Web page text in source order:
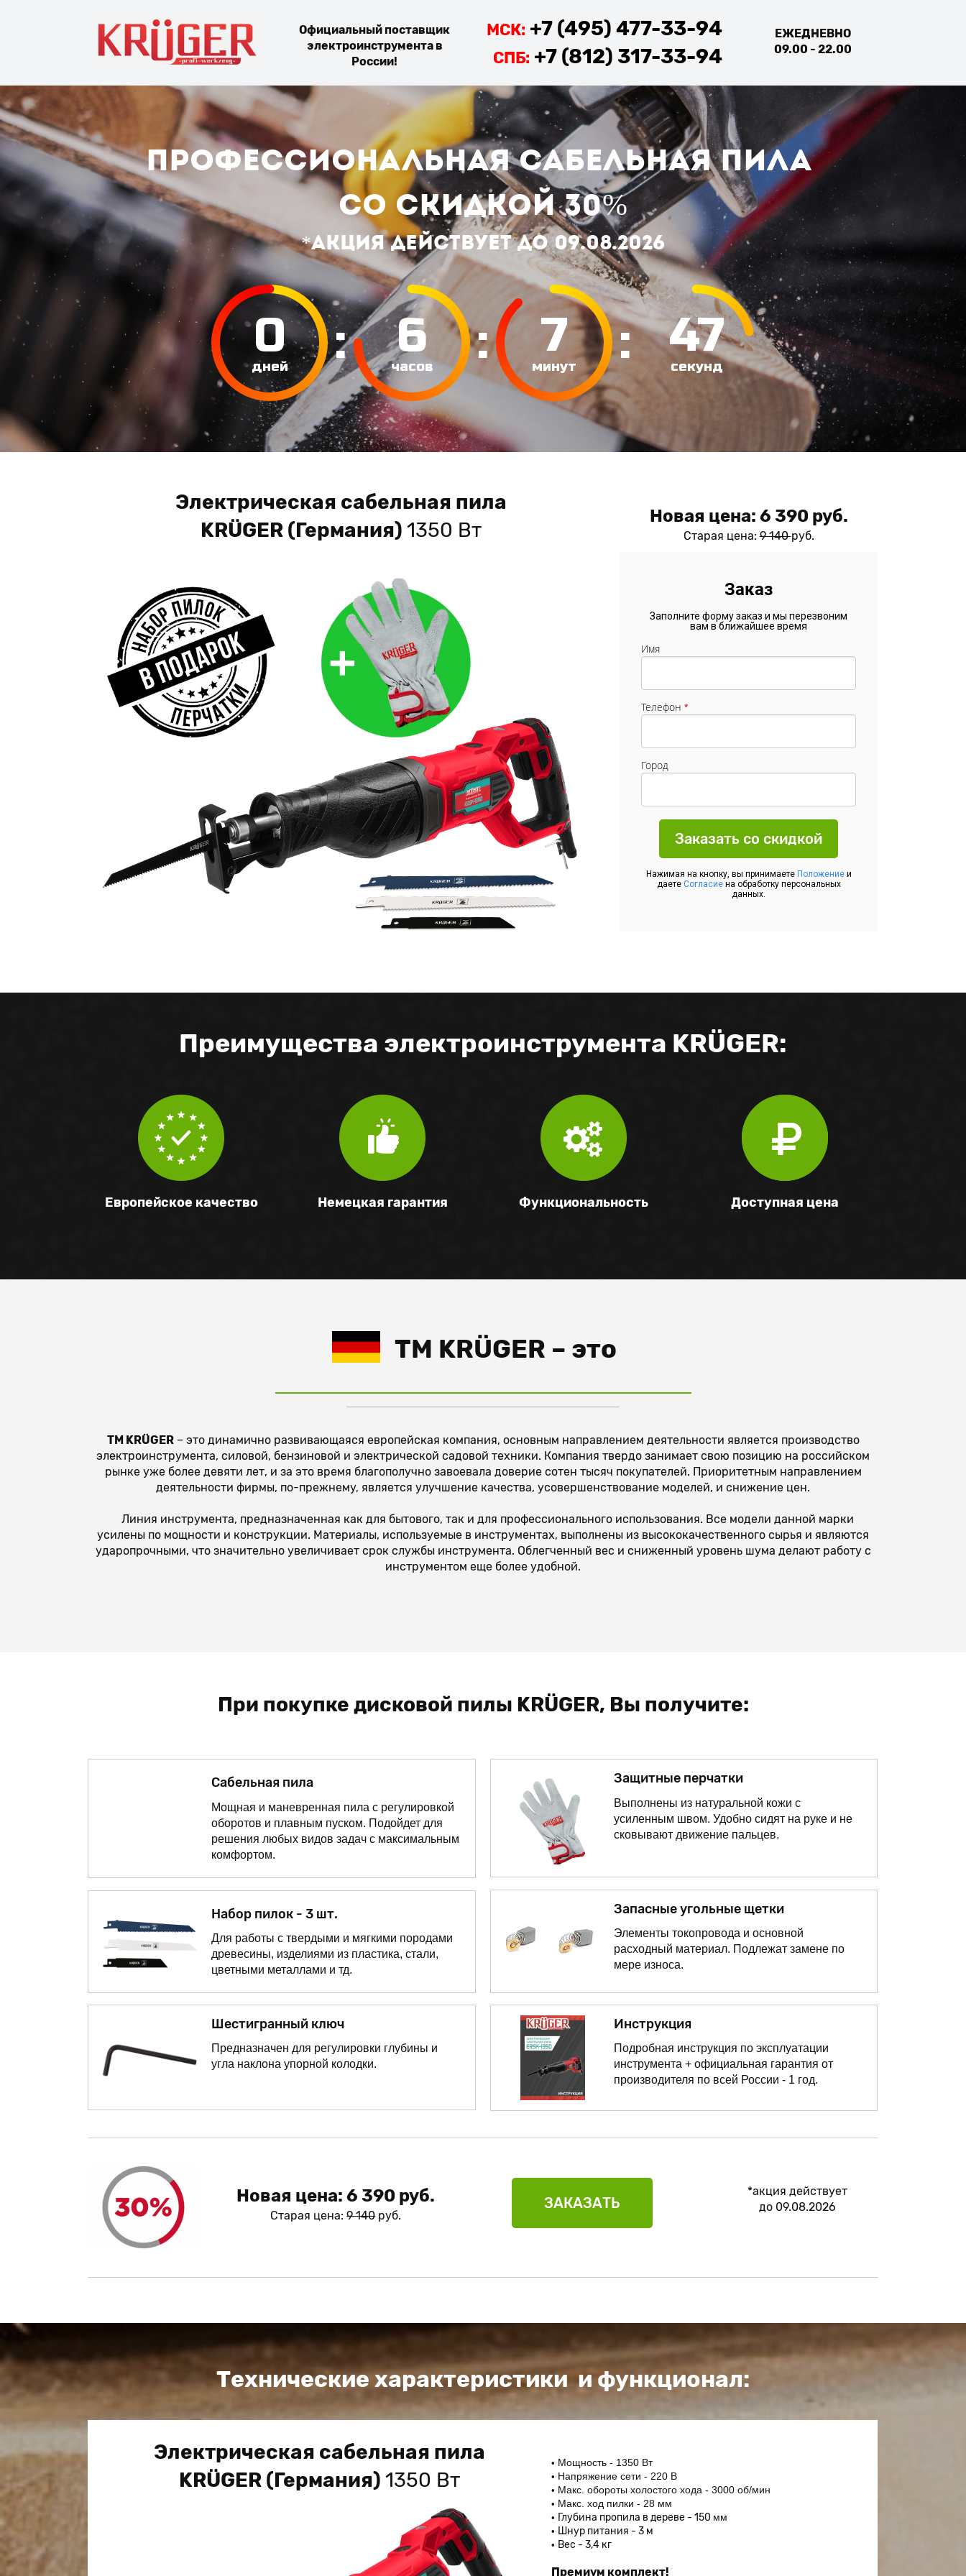
Официальный поставщик
электроинструмента в
России!
МСК: +7 (495) 477-33-94
СПБ: +7 (812) 317-33-94
ЕЖЕДНЕВНО
09.00 - 22.00
Профессиональная САБЕЛЬНАЯ пила
со скидкой 30%
*Акция действует до09.08.2026
0
дней : 6
часов : 7
минут : 45
секунд
Электрическая сабельная пила
KRÜGER (Германия)1350 Вт
Новая цена: 6 390 руб.
Старая цена:9 140руб.
Заказ
Заполните форму заказ и мы перезвоним
вам в ближайшее время
Имя
Телефон *
Город
Заказать со скидкой
Нажимая на кнопку, вы принимаете Положениеи
даете Согласиена обработку персональных
данных.
Преимущества электроинструмента KRÜGER:
Европейское качество Немецкая гарантия Функциональность Доступная цена
TM KRÜGER – это
TM KRÜGER– это динамично развивающаяся европейская компания, основным направлением деятельности является производство
электроинструмента, силовой, бензиновой и электрической садовой техники. Компания твердо занимает свою позицию на российском
рынке уже более девяти лет, и за это время благополучно завоевала доверие сотен тысяч покупателей. Приоритетным направлением
деятельности фирмы, по-прежнему, является улучшение качества, усовершенствование моделей, и снижение цен.
Линия инструмента, предназначенная как для бытового, так и для профессионального использования. Все модели данной марки
усилены по мощности и конструкции. Материалы, используемые в инструментах, выполнены из высококачественного сырья и являются
ударопрочными, что значительно увеличивает срок службы инструмента. Облегченный вес и сниженный уровень шума делают работу с
инструментом еще более удобной.
При покупке дисковой пилы KRÜGER, Вы получите:
Сабельная пила
Мощная и маневренная пила с регулировкой
оборотов и плавным пуском. Подойдет для
решения любых видов задач с максимальным
комфортом.
Набор пилок - 3 шт.
Для работы с твердыми и мягкими породами
древесины, изделиями из пластика, стали,
цветными металлами и тд.
Шестигранный ключ
Предназначен для регулировки глубины и
угла наклона упорной колодки.
Защитные перчатки
Выполнены из натуральной кожи с
усиленным швом. Удобно сидят на руке и не
сковывают движение пальцев.
Запасные угольные щетки
Элементы токопровода и основной
расходный материал. Подлежат замене по
мере износа.
Инструкция
Подробная инструкция по эксплуатации
инструмента + официальная гарантия от
производителя по всей России - 1 год.
Новая цена: 6 390 руб.
Старая цена:9 140руб.
ЗАКАЗАТЬ
*акция действует
до 09.08.2026
Технические характеристики и функционал:
Электрическая сабельная пила
KRÜGER (Германия)1350 Вт
Мощность - 1350 Вт
Напряжение сети - 220 В
Макс. обороты холостого хода - 3000 об/мин
Макс. ход пилки - 28 мм
Глубина пропила в дереве - 150 мм
Шнур питания - 3 м
Вес - 3,4 кг
Премиум комплект!